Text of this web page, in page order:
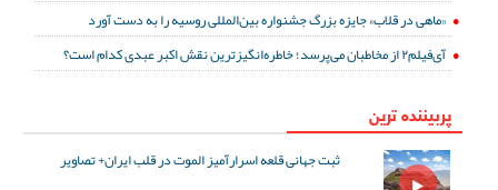
«ماهی در قلاب» جایزه بزرگ جشنواره بین‌المللی روسیه را به دست آورد
آی‌فیلم۲ از مخاطبان می‌پرسد؛ خاطره‌انگیزترین نقش اکبر عبدی کدام است؟
پربیننده ترین
ثبت جهانی قلعه اسرارآمیز الموت در قلب ایران+ تصاویر